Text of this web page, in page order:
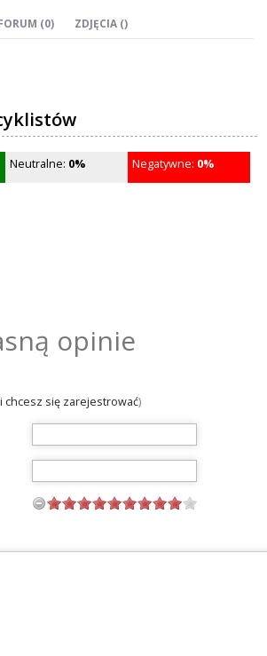
(0) ZDJĘCIA ()
Neutralne: 0% Negatywne: 0%
opinie
chcesz się zarejestrować)